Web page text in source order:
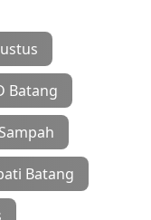
Batang
Batang